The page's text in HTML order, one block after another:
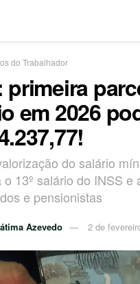
do Trabalhador
primeira
em 2026
do salário
o 13º salário do INSS e
e pensionistas
Azevedo 2 de